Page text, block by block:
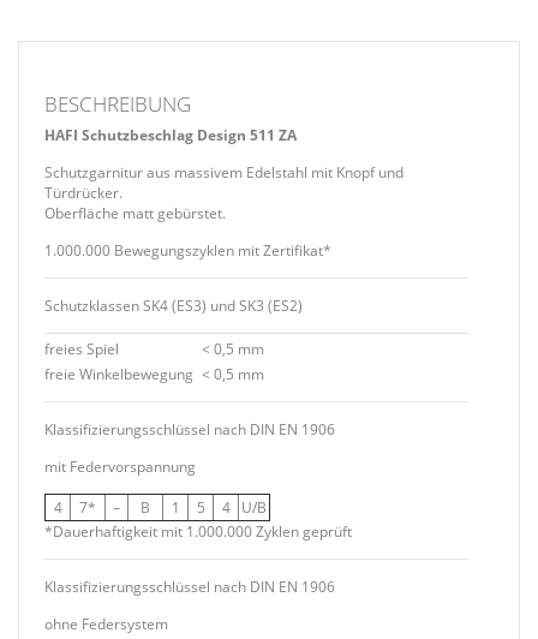
BESCHREIBUNG
HAFI Schutzbeschlag Design 511 ZA
Schutzgarnitur aus massivem Edelstahl mit Knopf und
Türdrücker.
Oberfläche matt gebürstet.
1.000.000 Bewegungszyklen mit Zertifikat*
Schutzklassen SK4 (ES3) und SK3 (ES2)
freies Spiel
< 0,5 mm
freie Winkelbewegung < 0,5 mm
Klassifizierungsschlüssel nach DIN EN 1906
mit Federvorspannung
4 7* – B 1 5 4
U/B
*Dauerhaftigkeit mit 1.000.000 Zyklen geprüft
Klassifizierungsschlüssel nach DIN EN 1906
ohne Federsystem